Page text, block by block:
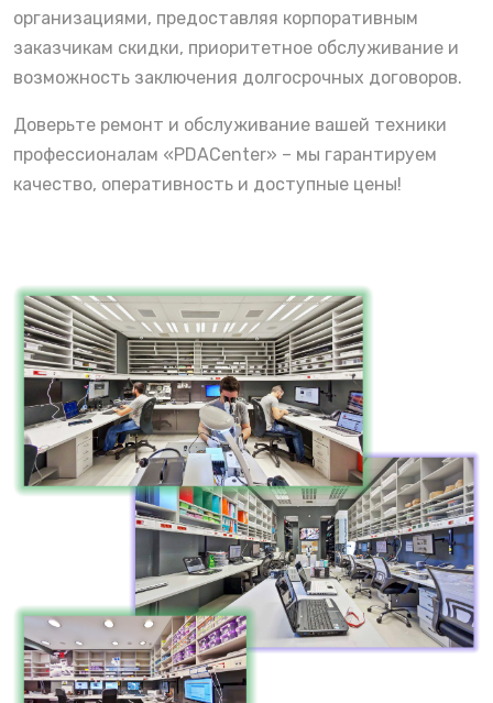
организациями, предоставляя корпоративным
заказчикам скидки, приоритетное обслуживание и
возможность заключения долгосрочных договоров.
Доверьте ремонт и обслуживание вашей техники
профессионалам «PDACenter» – мы гарантируем
качество, оперативность и доступные цены!